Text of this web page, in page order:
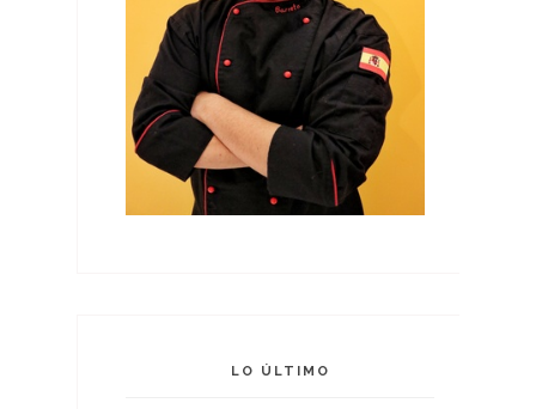
LO ÚLTIMO